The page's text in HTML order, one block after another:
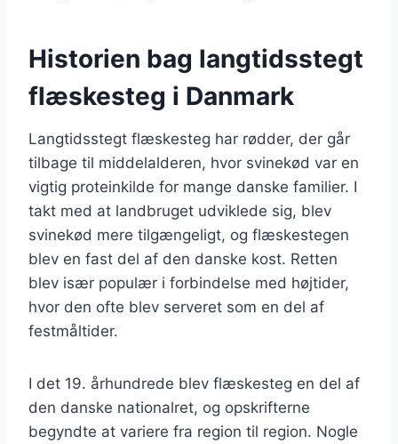
Historien bag langtidsstegt
flæskesteg i Danmark
Langtidsstegt flæskesteg har rødder, der går
tilbage til middelalderen, hvor svinekød var en
vigtig proteinkilde for mange danske familier. I
takt med at landbruget udviklede sig, blev
svinekød mere tilgængeligt, og flæskestegen
blev en fast del af den danske kost. Retten
blev især populær i forbindelse med højtider,
hvor den ofte blev serveret som en del af
festmåltider.
I det 19. århundrede blev flæskesteg en del af
den danske nationalret, og opskrifterne
begyndte at variere fra region til region. Nogle